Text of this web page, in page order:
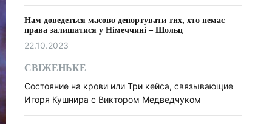
Нам доведеться масово депортувати тих, хто немає
права залишатися у Німеччині – Шольц
22.10.2023
СВІЖЕНЬКЕ
Состояние на крови или Три кейса, связывающие
Игоря Кушнира с Виктором Медведчуком